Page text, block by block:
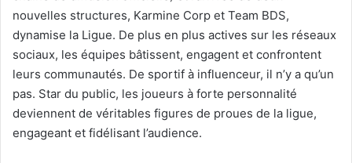
nouvelles structures, Karmine Corp et Team BDS,
dynamise la Ligue. De plus en plus actives sur les réseaux
sociaux, les équipes bâtissent, engagent et confrontent
leurs communautés. De sportif à influenceur, il n’y a qu’un
pas. Star du public, les joueurs à forte personnalité
deviennent de véritables figures de proues de la ligue,
engageant et fidélisant l’audience.